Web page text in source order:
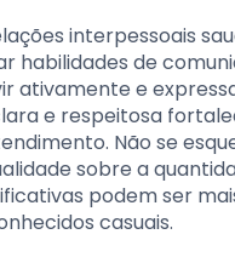
interpessoais
habilidades de
ativamente e
e respeitosa
Não se
sobre a
podem ser
casuais.